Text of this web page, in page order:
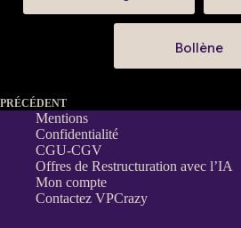
Bollène
PRÉCÉDENT
Mentions
Confidentialité
CGU-CGV
Offres de Restructuration avec l’IA
Mon compte
Contactez VPCrazy